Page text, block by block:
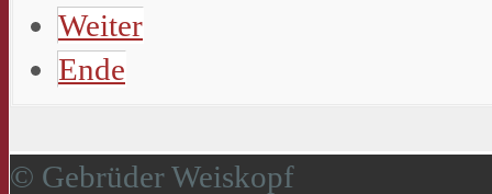
Weiter
Ende
© Gebrüder Weiskopf